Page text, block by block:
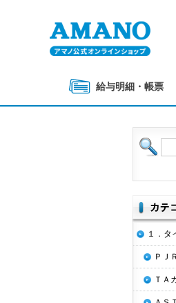
給与明細・帳票
１．タ
ＰＪ
ＴＡ